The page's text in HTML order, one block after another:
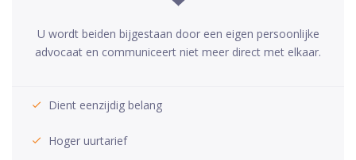
U wordt beiden bijgestaan door een eigen persoonlijke
advocaat en communiceert niet meer direct met elkaar.
Dient eenzijdig belang
Hoger uurtarief